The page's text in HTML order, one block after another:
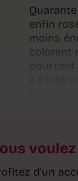
enfin
moins
colorent
d'un